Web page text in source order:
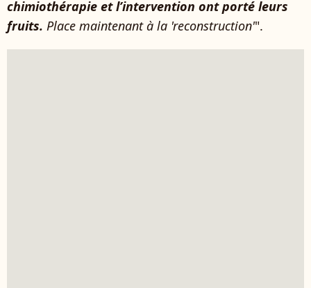
chimiothérapie et l’intervention ont porté leurs
fruits. Place maintenant à la 'reconstruction'".